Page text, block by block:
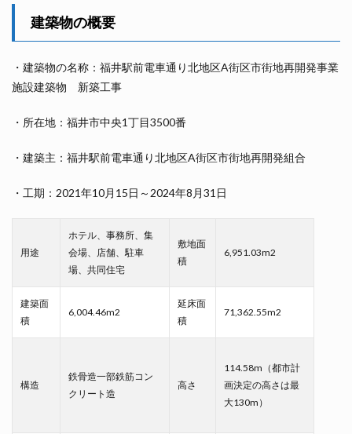
建築物の概要
・建築物の名称：福井駅前電車通り北地区A街区市街地再開発事業
施設建築物 新築工事
・所在地：福井市中央1丁目3500番
・建築主：福井駅前電車通り北地区A街区市街地再開発組合
・工期：2021年10月15日～2024年8月31日
用途
ホテル、事務所、集
会場、店舗、駐車
場、共同住宅
敷地面
積
6,951.03m2
建築面
積
6,004.46m2
延床面
積
71,362.55m2
構造
鉄骨造一部鉄筋コン
クリート造
高さ
114.58m（都市計
画決定の高さは最
大130m）